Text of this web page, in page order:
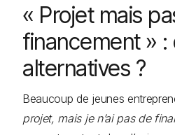
« Projet mais
financement » :
alternatives ?
Beaucoup de jeunes
projet, mais je n’ai pas de